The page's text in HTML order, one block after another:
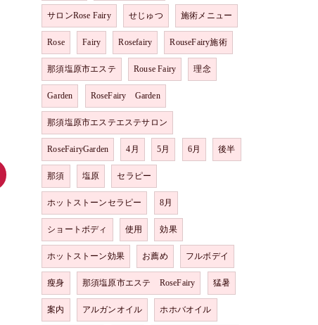
サロンRose Fairy せじゅつ 施術メニュー
Rose Fairy Rosefairy RouseFairy施術
那須塩原市エステ Rouse Fairy 理念
Garden RoseFairy Garden
那須塩原市エステエステサロン
RoseFairyGarden 4月 5月 6月 後半
那須 塩原 セラピー
ホットストーンセラピー 8月
ショートボディ 使用 効果
ホットストーン効果 お薦め フルボデイ
瘦身 那須塩原市エステ RoseFairy 猛暑
案内 アルガンオイル ホホバオイル